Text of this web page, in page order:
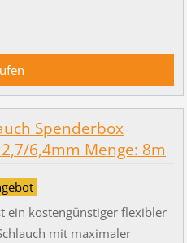
Spenderbox
6,4mm Menge: 8m
ein kostengünstiger flexibler
mit maximaler